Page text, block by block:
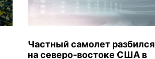
Частный самолет разбился
на северо-востоке США в